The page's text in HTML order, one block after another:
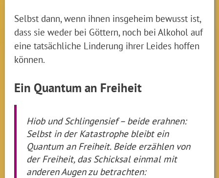
Selbst dann, wenn ihnen insgeheim bewusst ist,
dass sie weder bei Göttern, noch bei Alkohol auf
eine tatsächliche Linderung ihrer Leides hoffen
können.
Ein Quantum an Freiheit
Hiob und Schlingensief – beide erahnen:
Selbst in der Katastrophe bleibt ein
Quantum an Freiheit. Beide erzählen von
der Freiheit, das Schicksal einmal mit
anderen Augen zu betrachten: